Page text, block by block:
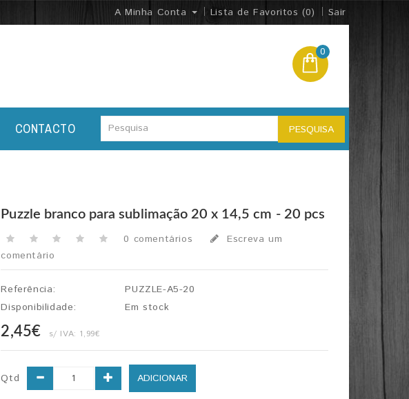
A Minha Conta Lista de Favoritos (0) Sair
0
PESQUISA
CONTACTO
Puzzle branco para sublimação 20 x 14,5 cm - 20 pcs
0 comentários
Escreva um
comentário
Referência:
PUZZLE-A5-20
Disponibilidade:
Em stock
2,45€ s/ IVA: 1,99€
Qtd ADICIONAR